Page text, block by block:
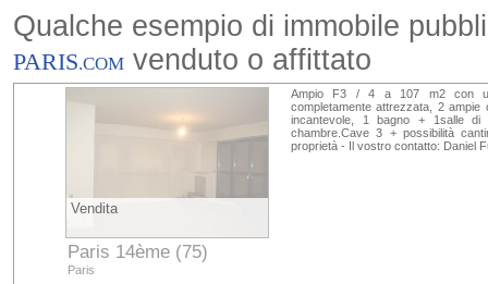
Qualche esempio di immobile
PARIS.COM venduto o affittato
Vendita
Paris 14ème (75)
Paris
Ampio F3 / 4 a 107 m2 con
completamente attrezzata, 2
incantevole, 1 bagno + 1salle di
chambre.Cave 3 + possibilità
proprietà - Il vostro contatto: Daniel